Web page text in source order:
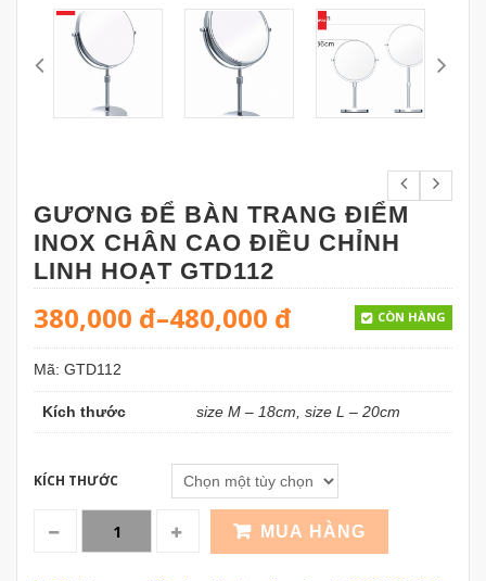
GƯƠNG ĐỂ BÀN TRANG ĐIỂM
INOX CHÂN CAO ĐIỀU CHỈNH
LINH HOẠT GTD112
380,000 đ–480,000 đ CÒN HÀNG
Mã: GTD112
Kích thước size M – 18cm, size L – 20cm
KÍCH THƯỚC
MUA HÀNG